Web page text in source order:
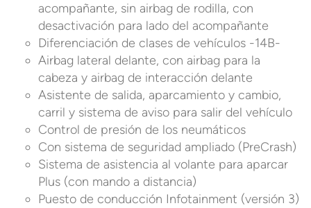
acompañante, sin airbag de rodilla, con
desactivación para lado del acompañante
Diferenciación de clases de vehículos -14B-
Airbag lateral delante, con airbag para la
cabeza y airbag de interacción delante
Asistente de salida, aparcamiento y cambio,
carril y sistema de aviso para salir del vehículo
Control de presión de los neumáticos
Con sistema de seguridad ampliado (PreCrash)
Sistema de asistencia al volante para aparcar
Plus (con mando a distancia)
Puesto de conducción Infotainment (versión 3)